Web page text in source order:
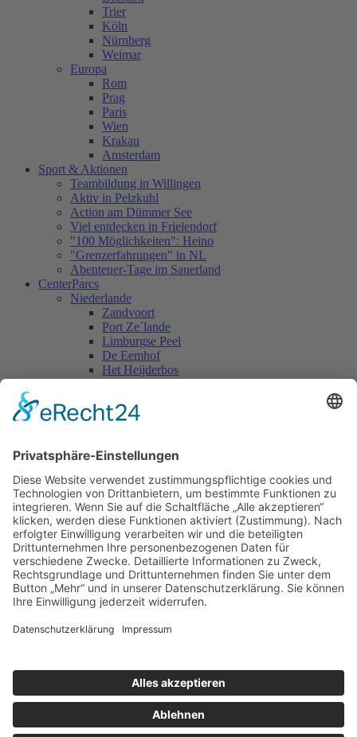
Trier
Köln
Nürnberg
Weimar
Europa
Rom
Prag
Paris
Wien
Krakau
Amsterdam
Sport & Aktionen
Teambildung in Willingen
Aktiv in Pelzkuhl
Action am Dümmer See
Viel entdecken in Frielendorf
"100 Möglichkeiten": Heino
"Grenzerfahrungen" in NL
Abenteuer-Tage im Sauerland
CenterParcs
Niederlande
Zandvoort
Port Ze´lande
Limburgse Peel
De Eemhof
Het Heijderbos
Oostduinkerke
Deutschland
Lüneburger Heide
Hochsauerland
Bostalsee
Allgäu
Landal Ferienparks
Deutschland
Ferienresort Bad Bentheim
Niederlande
Hof Domburg
Kijkduin / Den Haag
AGB
Formblatt nach § 651a BGB
Impressum / Datenschutzerklärung
Reservierungsanfrage